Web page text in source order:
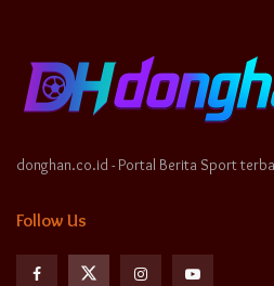
donghan.co.id - Portal Berita Sport
Follow Us